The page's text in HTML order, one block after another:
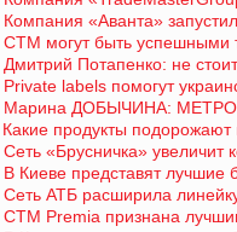
Компания «Аванта»
СТМ могут быть успешными
Дмитрий Потапенко: не
Private labels помогут
Марина ДОБЫЧИНА: МЕТРО
Какие продукты подорожают
Сеть «Брусничка» увеличит
В Киеве представят лучшие
Сеть АТБ расширила
СТМ Premia признана